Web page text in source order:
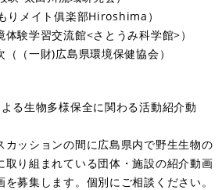
りメイト俱楽部Hiroshima）
験学習交流館<さとうみ科学館>）
（一財)広島県環境保健協会）
る生物多様保全に関わる活動紹介動
カッションの間に広島県内で野生生物の
取り組まれている団体・施設の紹介動画
募集します。個別にご相談ください。